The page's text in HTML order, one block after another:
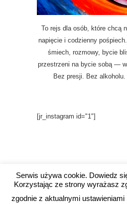
To rejs dla osób, które chcą
napięcie i codzienny
śmiech, rozmowy, bycie
przestrzeni na bycie sobą — w
Bez presji. Bez alkoholu.
[jr_instagram id="1"]
Copyright @ 2016 Wysokie
Serwis używa cookie. Dowiedz
Korzystając ze strony wyrażasz
zgodnie z aktualnymi ustawieniami